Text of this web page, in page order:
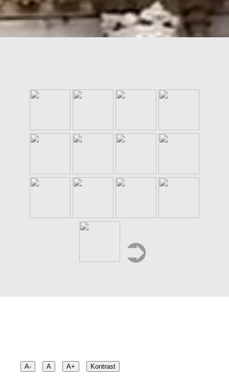
➲
A- A A+ Kontrast